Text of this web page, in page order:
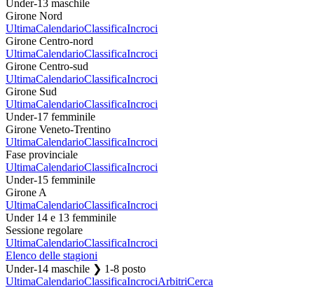
Under-13 maschile
Girone Nord
UltimaCalendarioClassificaIncroci
Girone Centro-nord
UltimaCalendarioClassificaIncroci
Girone Centro-sud
UltimaCalendarioClassificaIncroci
Girone Sud
UltimaCalendarioClassificaIncroci
Under-17 femminile
Girone Veneto-Trentino
UltimaCalendarioClassificaIncroci
Fase provinciale
UltimaCalendarioClassificaIncroci
Under-15 femminile
Girone A
UltimaCalendarioClassificaIncroci
Under 14 e 13 femminile
Sessione regolare
UltimaCalendarioClassificaIncroci
Elenco delle stagioni
Under-14 maschile ❯ 1-8 posto
UltimaCalendarioClassificaIncrociArbitriCerca